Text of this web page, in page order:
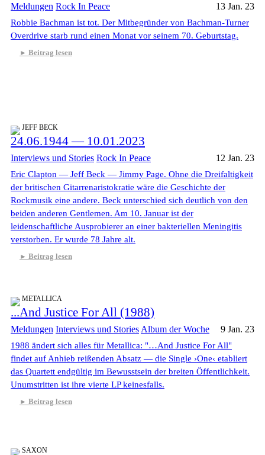
Meldungen Rock In Peace 13 Jan. 23
Robbie Bachman ist tot. Der Mitbegründer von Bachman-Turner
Overdrive starb rund einen Monat vor seinem 70. Geburtstag.
Beitrag lesen
JEFF BECK
24.06.1944 — 10.01.2023
Interviews und Stories Rock In Peace 12 Jan. 23
Eric Clapton — Jeff Beck — Jimmy Page. Ohne die Dreifaltigkeit
der britischen Gitarrenaristokratie wäre die Geschichte der
Rockmusik eine andere. Beck unterschied sich deutlich von den
beiden anderen Gentlemen. Am 10. Januar ist der
leidenschaftliche Ausprobierer an einer bakteriellen Meningitis
verstorben. Er wurde 78 Jahre alt.
Beitrag lesen
METALLICA
...And Justice For All (1988)
Meldungen Interviews und Stories Album der Woche 9 Jan. 23
1988 ändert sich alles für Metallica: "…And Justice For All"
findet auf Anhieb reißenden Absatz — die Single ›One‹ etabliert
das Quartett endgültig im Bewusstsein der breiten Öffentlichkeit.
Unumstritten ist ihre vierte LP keinesfalls.
Beitrag lesen
SAXON